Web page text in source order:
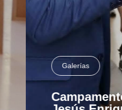
Galerías
Campamento